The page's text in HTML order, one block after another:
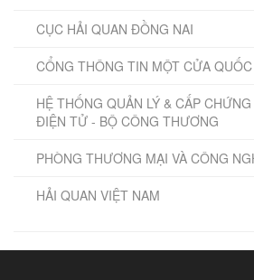
CỤC HẢI QUAN ĐỒNG NAI
CỔNG THÔNG TIN MỘT CỬA
HỆ THỐNG QUẢN LÝ & CẤP
ĐIỆN TỬ - BỘ CÔNG THƯƠNG
PHÒNG THƯƠNG MẠI VÀ CÔNG
HẢI QUAN VIỆT NAM